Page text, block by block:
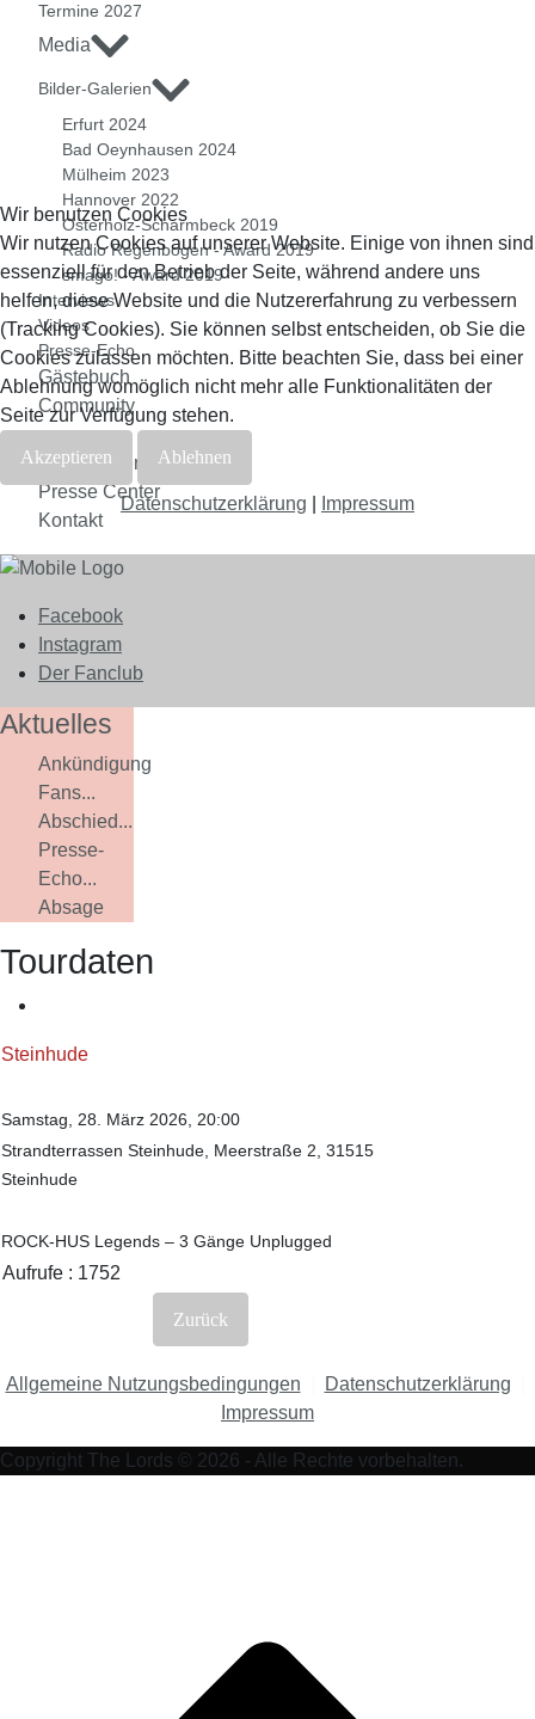
Termine 2027
Media
Bilder-Galerien
Erfurt 2024
Bad Oeynhausen 2024
Mülheim 2023
Hannover 2022
Osterholz-Scharmbeck 2019
Radio Regenbogen - Award 2019
smago! - Award 2019
Interviews
Videos
Presse-Echo
Gästebuch
Community
•
Veranstalter & Booking
Presse Center
Kontakt
Facebook
Instagram
Der Fanclub
Aktuelles
Ankündigung
Fans...
Abschied...
Presse-
Echo...
Absage
Tourdaten
Steinhude
Samstag, 28. März 2026, 20:00
Strandterrassen Steinhude, Meerstraße 2, 31515
Steinhude
ROCK-HUS Legends – 3 Gänge Unplugged
Aufrufe : 1752
Zurück
Allgemeine Nutzungsbedingungen Datenschutzerklärung
Impressum
Copyright The Lords © 2026 - Alle Rechte vorbehalten.
Wir benutzen Cookies
Wir nutzen Cookies auf unserer Website. Einige von ihnen sind
essenziell für den Betrieb der Seite, während andere uns
helfen, diese Website und die Nutzererfahrung zu verbessern
(Tracking Cookies). Sie können selbst entscheiden, ob Sie die
Cookies zulassen möchten. Bitte beachten Sie, dass bei einer
Ablehnung womöglich nicht mehr alle Funktionalitäten der
Seite zur Verfügung stehen.
Akzeptieren Ablehnen
Datenschutzerklärung Impressum